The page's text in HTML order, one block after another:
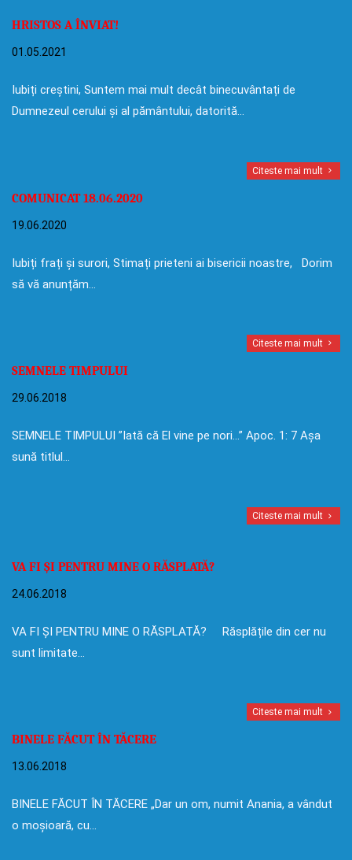
HRISTOS A ÎNVIAT!
01.05.2021
Iubiți creștini, Suntem mai mult decât binecuvântați de
Dumnezeul cerului și al pământului, datorită…
Citeste mai mult
COMUNICAT 18.06.2020
19.06.2020
Iubiți frați și surori, Stimați prieteni ai bisericii noastre, Dorim
să vă anunțăm…
Citeste mai mult
SEMNELE TIMPULUI
29.06.2018
SEMNELE TIMPULUI ”Iată că El vine pe nori…” Apoc. 1: 7 Așa
sună titlul…
Citeste mai mult
VA FI ȘI PENTRU MINE O RĂSPLATĂ?
24.06.2018
VA FI ȘI PENTRU MINE O RĂSPLATĂ? Răsplățile din cer nu
sunt limitate…
Citeste mai mult
BINELE FĂCUT ÎN TĂCERE
13.06.2018
BINELE FĂCUT ÎN TĂCERE „Dar un om, numit Anania, a vândut
o moșioară, cu…